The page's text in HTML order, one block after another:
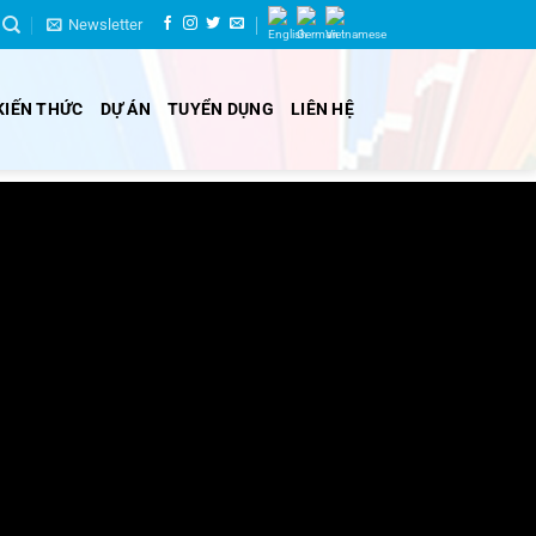
Newsletter
THỨC DỰ ÁN TUYỂN DỤNG LIÊN HỆ